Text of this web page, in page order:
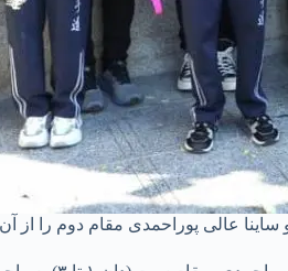
عالی پوراحمدی مقام دوم را از